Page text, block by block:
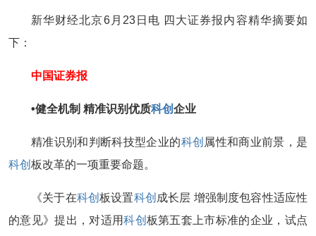
新华财经北京6月23日电 四大证券报内容精华摘要如
下：
中国证券报
•‍健全机制 精准识别优质科创企业
精准识别和判断科技型企业的科创 属性和商业前景，是
科创 板改革的一项重要命题。
《关于在科创板设置科创 成长层 增强制度包容性适应性
的意见》提出，对适用科创 板第五套上市标准的企业，试点